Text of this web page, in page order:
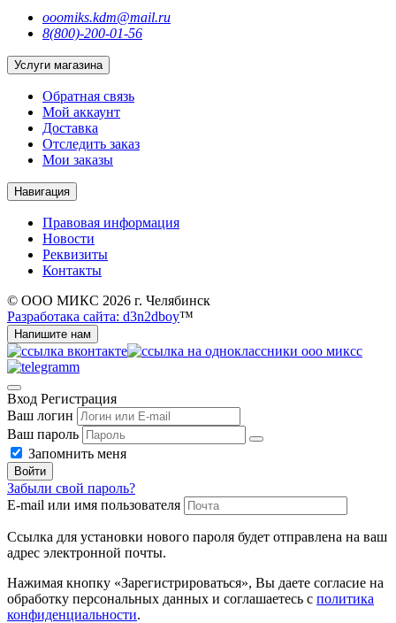
ooomiks.kdm@mail.ru
8(800)-200-01-56
Услуги магазина
Обратная связь
Мой аккаунт
Доставка
Отследить заказ
Мои заказы
Навигация
Правовая информация
Новости
Реквизиты
Контакты
© ООО МИКС 2026 г. Челябинск
Разработака сайта: d3n2dboy™
Напишите нам
Вход Регистрация
Ваш логин
Ваш пароль
Запомнить меня
Войти
Забыли свой пароль?
E-mail или имя пользователя
Ссылка для установки нового пароля будет отправлена ​​на ваш
адрес электронной почты.
Нажимая кнопку «Зарегистрироваться», Вы даете согласие на
обработку персональных данных и соглашаетесь с политика
конфиденциальности.